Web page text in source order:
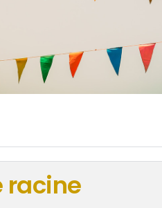
racine